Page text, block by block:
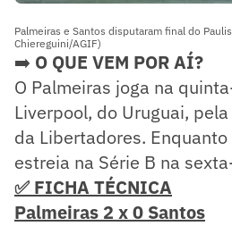
Palmeiras e Santos disputaram final do
Chiereguini/AGIF)
➡️ O QUE VEM POR AÍ?
O Palmeiras joga na
Liverpool, do Uruguai,
da Libertadores.
estreia na Série B na
✅ FICHA TÉCNICA
Palmeiras 2 x 0 Santos